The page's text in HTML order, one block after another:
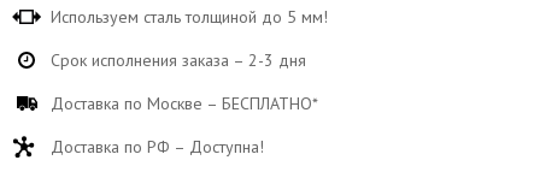
Используем сталь толщиной до 5 мм!
Срок исполнения заказа – 2-3 дня
Доставка по Москве – БЕСПЛАТНО*
Доставка по РФ – Доступна!